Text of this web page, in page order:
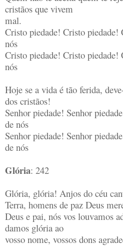
cristãos que vivem
mal.
Cristo piedade! Cristo piedade!
nós
Cristo piedade! Cristo piedade!
nós
Hoje se a vida é tão ferida,
dos cristãos!
Senhor piedade! Senhor
de nós
Senhor piedade! Senhor
de nós
Glória: 242
Glória, glória! Anjos do céu
Terra, homens de paz Deus
Deus e pai, nós vos louvamos
damos glória ao
vosso nome, vossos dons